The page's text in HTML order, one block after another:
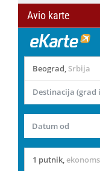
Avio karte
Beograd, Srbija
Destinacija
Datum od
1 putnik,